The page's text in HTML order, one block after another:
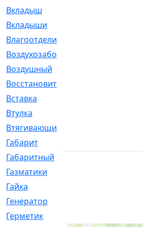
Вкладыш
Вкладыши
Влагоотделитель
Воздухозаборник
Воздушный
Восстановительный
Вставка
Втулка
Втягивающий
Габарит
Габаритный
Газматики
Гайка
Генератор
Герметик